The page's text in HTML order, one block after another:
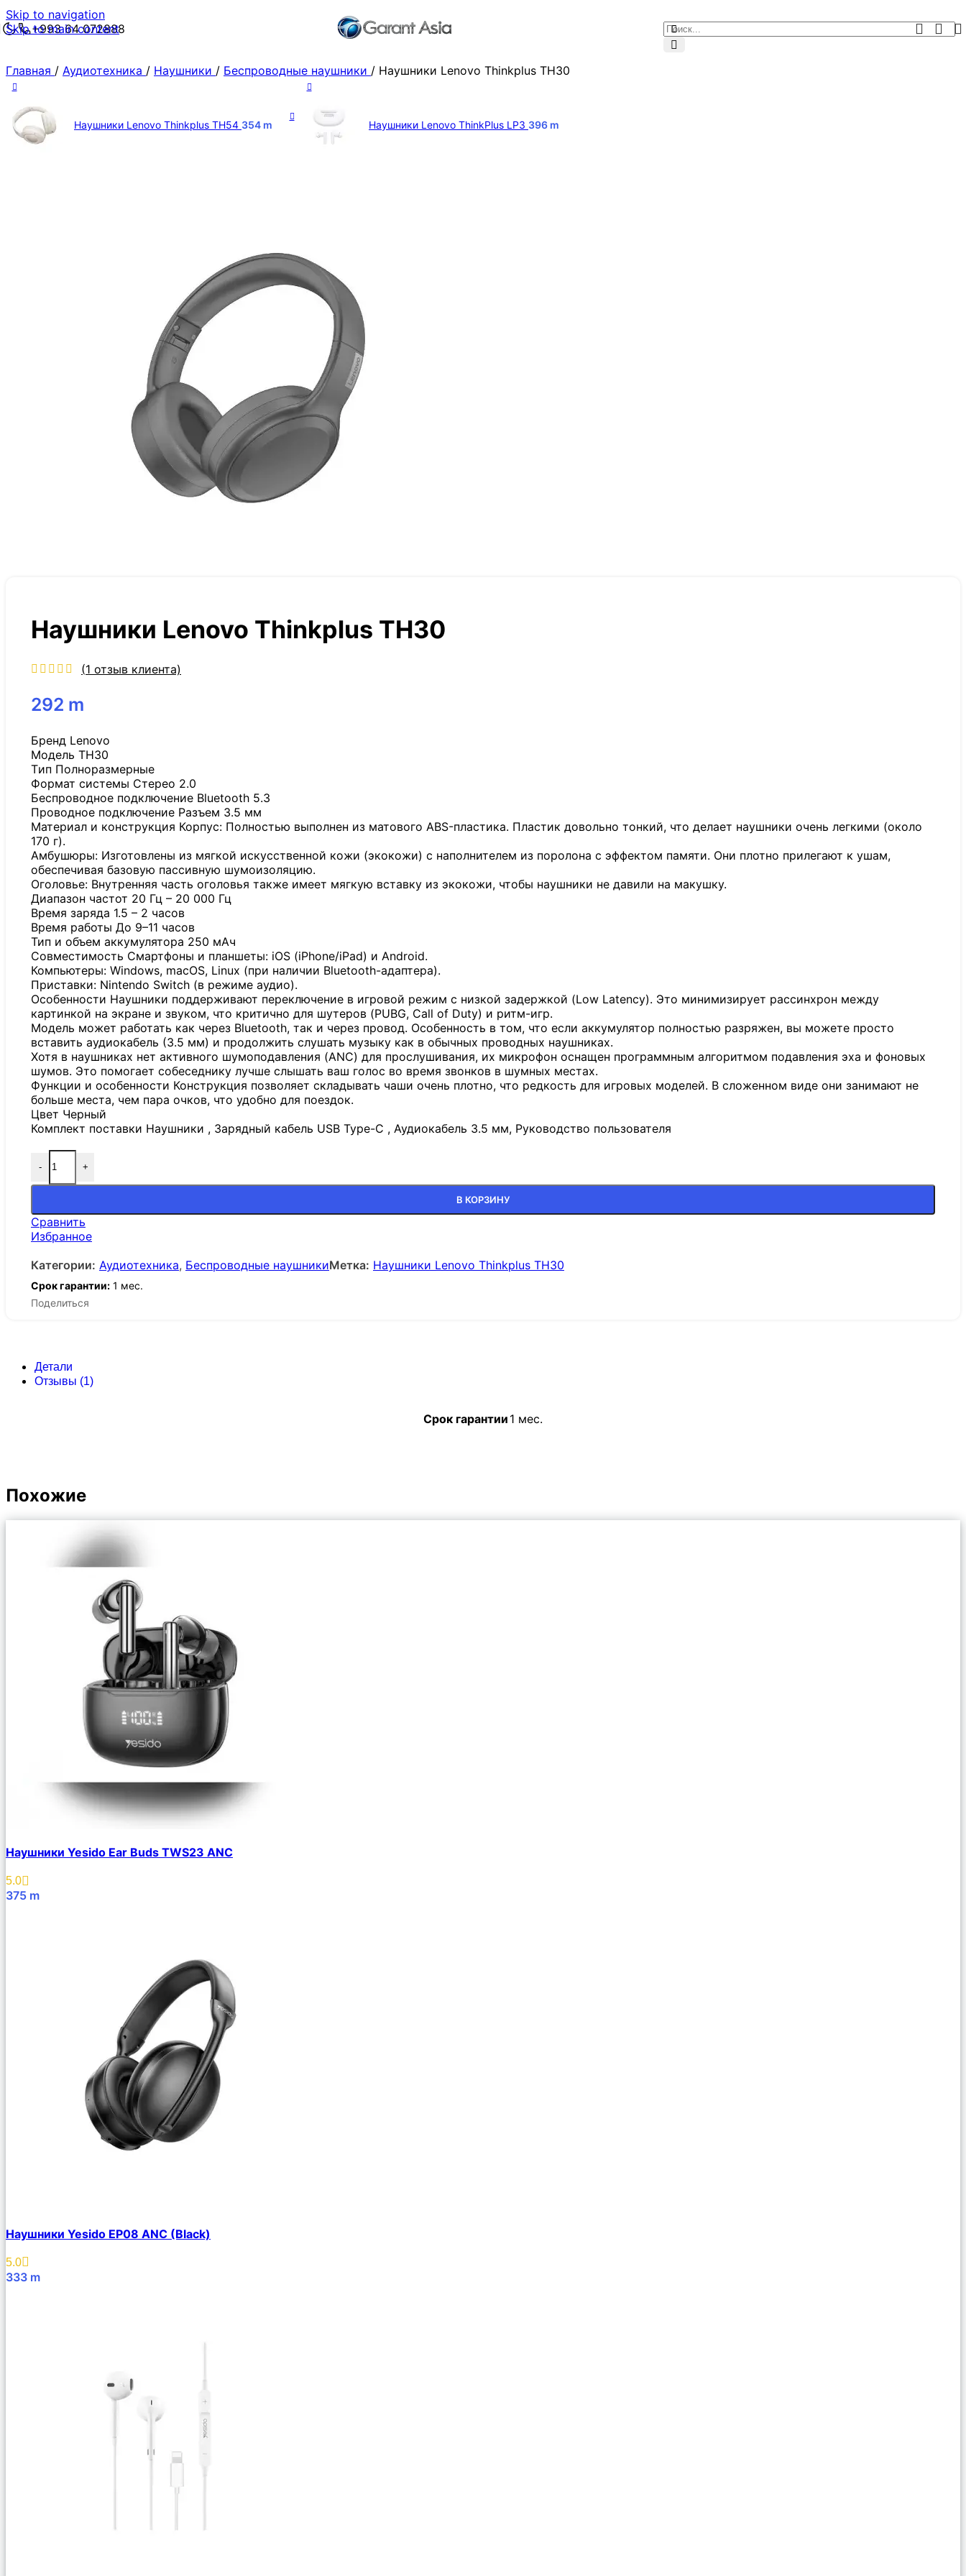
Skip to navigation
Skip to main content
+993 64 072888
Главная / Аудиотехника / Наушники / Беспроводные наушники / Наушники Lenovo Thinkplus TH30
Наушники Lenovo Thinkplus TH54 354 m Наушники Lenovo ThinkPlus LP3 396 m
Наушники Lenovo Thinkplus TH30
(1 отзыв клиента)
292 m
Бренд Lenovo
Модель TH30
Tип Полноразмерные
Формат системы Стерео 2.0
Беспроводное подключение Bluetooth 5.3
Проводное подключение Разъем 3.5 мм
Материал и конструкция Корпус: Полностью выполнен из матового ABS-пластика. Пластик довольно тонкий, что делает наушники очень легкими (около
170 г).
Амбушюры: Изготовлены из мягкой искусственной кожи (экокожи) с наполнителем из поролона с эффектом памяти. Они плотно прилегают к ушам,
обеспечивая базовую пассивную шумоизоляцию.
Оголовье: Внутренняя часть оголовья также имеет мягкую вставку из экокожи, чтобы наушники не давили на макушку.
Диапазон частот 20 Гц – 20 000 Гц
Время заряда 1.5 – 2 часов
Время работы До 9–11 часов
Тип и объем аккумулятора 250 мАч
Совместимость Смартфоны и планшеты: iOS (iPhone/iPad) и Android.
Компьютеры: Windows, macOS, Linux (при наличии Bluetooth-адаптера).
Приставки: Nintendo Switch (в режиме аудио).
Особенности Наушники поддерживают переключение в игровой режим с низкой задержкой (Low Latency). Это минимизирует рассинхрон между
картинкой на экране и звуком, что критично для шутеров (PUBG, Call of Duty) и ритм-игр.
Модель может работать как через Bluetooth, так и через провод. Особенность в том, что если аккумулятор полностью разряжен, вы можете просто
вставить аудиокабель (3.5 мм) и продолжить слушать музыку как в обычных проводных наушниках.
Хотя в наушниках нет активного шумоподавления (ANC) для прослушивания, их микрофон оснащен программным алгоритмом подавления эха и фоновых
шумов. Это помогает собеседнику лучше слышать ваш голос во время звонков в шумных местах.
Функции и особенности Конструкция позволяет складывать чаши очень плотно, что редкость для игровых моделей. В сложенном виде они занимают не
больше места, чем пара очков, что удобно для поездок.
Цвет Черный
Комплект поставки Наушники , Зарядный кабель USB Type-C , Аудиокабель 3.5 мм, Руководство пользователя
-
Количество товара Наушники Lenovo Thinkplus TH30
+
В КОРЗИНУ
Сравнить
Избранное
Категории: Аудиотехника, Беспроводные наушникиМетка: Наушники Lenovo Thinkplus TH30
Срок гарантии: 1 мес.
Поделиться
Детали
Отзывы (1)
Срок гарантии 1 мес.
Похожие
Наушники Yesido Ear Buds TWS23 ANC
5.0
375 m
Наушники Yesido EP08 ANC (Black)
5.0
333 m